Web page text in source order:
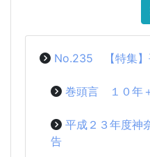
No.235 【特集】
巻頭言 １０年
平成２３年度神
告